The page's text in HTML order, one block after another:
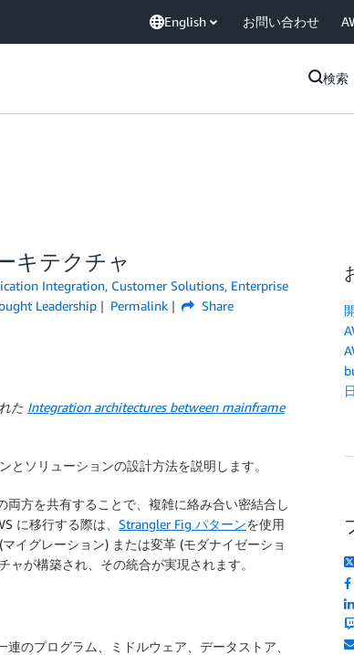
English お問い合わせ
検索
キテクチャ
Integration, Customer Solutions, Enterprise
Leadership Permalink Share
た Integration architectures between mainframe
ソリューションの設計方法を説明します。
方を共有することで、複雑に絡み合い密結合し
に移行する際は、 Strangler Fig パターンを使用
イグレーション) または変革 (モダナイゼーショ
が構築され、その統合が実現されます。
のプログラム、ミドルウェア、データストア、